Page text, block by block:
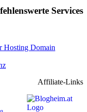
Services
Affiliate-Links